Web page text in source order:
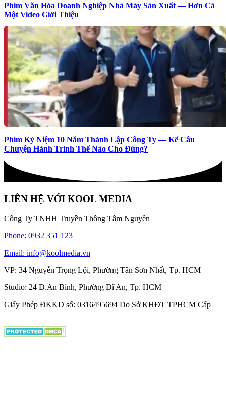
Phim Văn Hóa Doanh Nghiệp Nhà Máy Sản Xuất — Hơn Cả
Một Video Giới Thiệu
Phim Kỷ Niệm 10 Năm Thành Lập Công Ty — Kể Câu
Chuyện Hành Trình Thế Nào Cho Đúng?
LIÊN HỆ VỚI KOOL MEDIA
Công Ty TNHH Truyền Thông Tâm Nguyên
Phone: 0932 351 123
Email: info@koolmedia.vn
VP: 34 Nguyễn Trọng Lội, Phường Tân Sơn Nhất, Tp. HCM
Studio: 24 Đ.An Bình, Phường Dĩ An, Tp. HCM
Giấy Phép ĐKKD số: 0316495694 Do Sở KHĐT TPHCM Cấp